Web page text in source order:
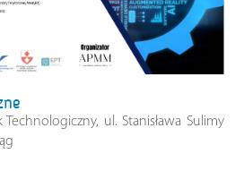
Technologiczny, ul. Stanisława Sulimy